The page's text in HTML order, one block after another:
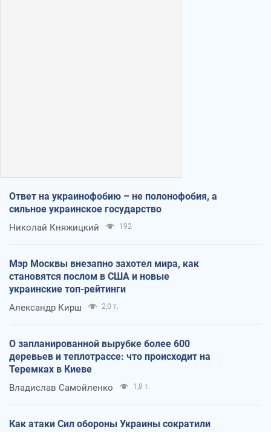
Ответ на украинофобию – не полонофобия, а
сильное украинское государство
Николай Княжицкий 192
Мэр Москвы внезапно захотел мира, как
становятся послом в США и новые
украинские топ-рейтинги
Александр Кирш 2,0 т.
О запланированной вырубке более 600
деревьев и теплотрассе: что происходит на
Теремках в Киеве
Владислав Самойленко 1,8 т.
Как атаки Сил обороны Украины сократили